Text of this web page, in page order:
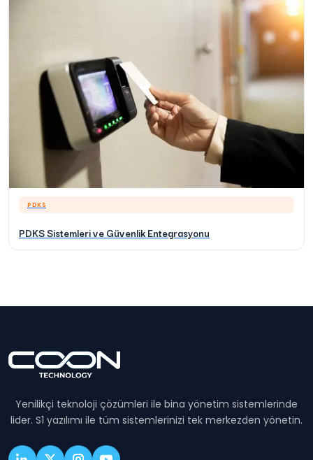
PDKS
PDKS Sistemleri ve Güvenlik Entegrasyonu
Yenilikçi teknoloji çözümleri ile bina yönetim sistemlerinde
lider. S1 yazılımı ile tüm sistemlerinizi tek merkezden yönetin.